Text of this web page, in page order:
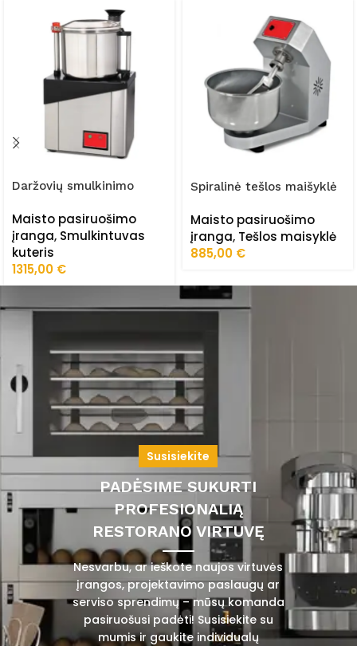
Daržovių smulkinimo
Maisto pasiruošimo
įranga, Smulkintuvas
kuteris
1315,00 €
Spiralinė tešlos maišyklė
Maisto pasiruošimo
įranga, Tešlos maisyklė
885,00 €
Susisiekite
PADĖSIME SUKURTI
PROFESIONALIĄ
RESTORANO VIRTUVĘ
Nesvarbu, ar ieškote naujos virtuvės
įrangos, projektavimo paslaugų ar
serviso sprendimų – mūsų komanda
pasiruošusi padėti! Susisiekite su
mumis ir gaukite individualų